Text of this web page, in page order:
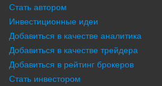
Стать автором
Инвестиционные идеи
Добавиться в качестве аналитика
Добавиться в качестве трейдера
Добавиться в рейтинг брокеров
Стать инвестором